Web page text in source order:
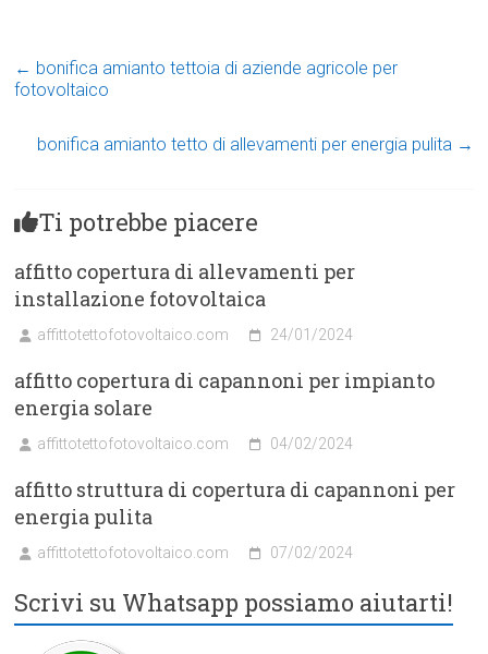
← bonifica amianto tettoia di aziende agricole per
fotovoltaico
bonifica amianto tetto di allevamenti per energia pulita →
Ti potrebbe piacere
affitto copertura di allevamenti per
installazione fotovoltaica
affittotettofotovoltaico.com 24/01/2024
affitto copertura di capannoni per impianto
energia solare
affittotettofotovoltaico.com 04/02/2024
affitto struttura di copertura di capannoni per
energia pulita
affittotettofotovoltaico.com 07/02/2024
Scrivi su Whatsapp possiamo aiutarti!